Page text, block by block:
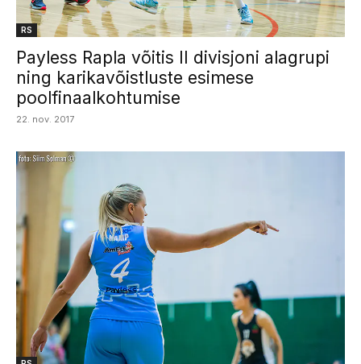
RS
Payless Rapla võitis II divisjoni alagrupi
ning karikavõistluste esimese
poolfinaalkohtumise
22. nov. 2017